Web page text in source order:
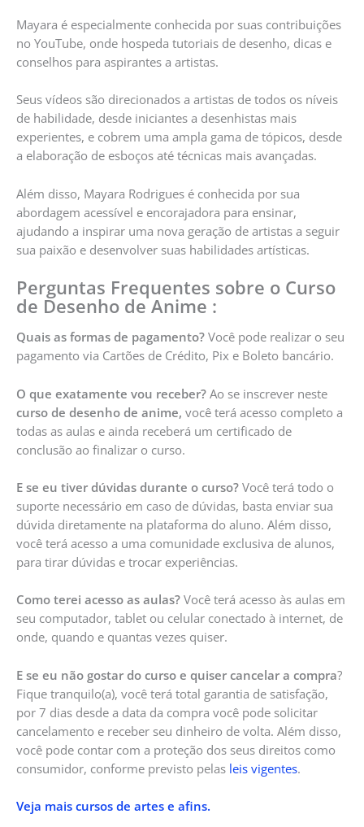
Mayara é especialmente conhecida por suas contribuições
no YouTube, onde hospeda tutoriais de desenho, dicas e
conselhos para aspirantes a artistas.
Seus vídeos são direcionados a artistas de todos os níveis
de habilidade, desde iniciantes a desenhistas mais
experientes, e cobrem uma ampla gama de tópicos, desde
a elaboração de esboços até técnicas mais avançadas.
Além disso, Mayara Rodrigues é conhecida por sua
abordagem acessível e encorajadora para ensinar,
ajudando a inspirar uma nova geração de artistas a seguir
sua paixão e desenvolver suas habilidades artísticas.
Perguntas Frequentes sobre o Curso
de Desenho de Anime :
Quais as formas de pagamento? Você pode realizar o seu
pagamento via Cartões de Crédito, Pix e Boleto bancário.
O que exatamente vou receber? Ao se inscrever neste
curso de desenho de anime, você terá acesso completo a
todas as aulas e ainda receberá um certificado de
conclusão ao finalizar o curso.
E se eu tiver dúvidas durante o curso? Você terá todo o
suporte necessário em caso de dúvidas, basta enviar sua
dúvida diretamente na plataforma do aluno. Além disso,
você terá acesso a uma comunidade exclusiva de alunos,
para tirar dúvidas e trocar experiências.
Como terei acesso as aulas? Você terá acesso às aulas em
seu computador, tablet ou celular conectado à internet, de
onde, quando e quantas vezes quiser.
E se eu não gostar do curso e quiser cancelar a compra?
Fique tranquilo(a), você terá total garantia de satisfação,
por 7 dias desde a data da compra você pode solicitar
cancelamento e receber seu dinheiro de volta. Além disso,
você pode contar com a proteção dos seus direitos como
consumidor, conforme previsto pelas leis vigentes.
Veja mais cursos de artes e afins.